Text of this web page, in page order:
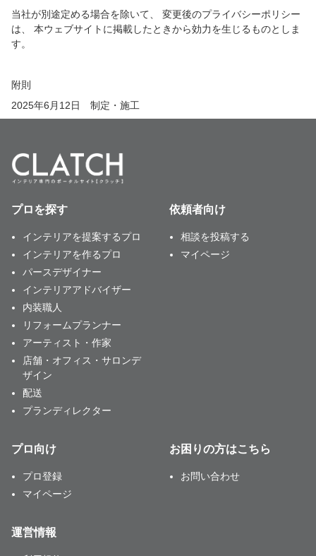
当社が別途定める場合を除いて、 変更後のプライバシーポリシー
は、 本ウェブサイトに掲載したときから効力を生じるものとしま
す。
附則
2025年6月12日 制定・施工
プロを探す
インテリアを提案するプロ
インテリアを作るプロ
パースデザイナー
インテリアアドバイザー
内装職人
リフォームプランナー
アーティスト・作家
店舗・オフィス・サロンデ
ザイン
配送
プランディレクター
依頼者向け
相談を投稿する
マイページ
プロ向け
プロ登録
マイページ
お困りの方はこちら
お問い合わせ
運営情報